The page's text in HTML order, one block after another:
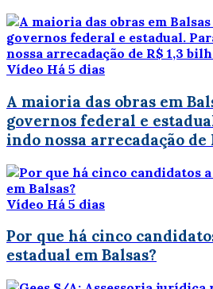
Vídeo Há 5 dias
A maioria das obras em
governos federal e
indo nossa arrecadação de
Vídeo Há 5 dias
Por que há cinco
estadual em Balsas?